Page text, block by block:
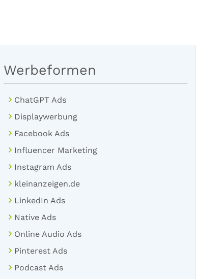
Werbeformen
ChatGPT Ads
Displaywerbung
Facebook Ads
Influencer Marketing
Instagram Ads
kleinanzeigen.de
LinkedIn Ads
Native Ads
Online Audio Ads
Pinterest Ads
Podcast Ads